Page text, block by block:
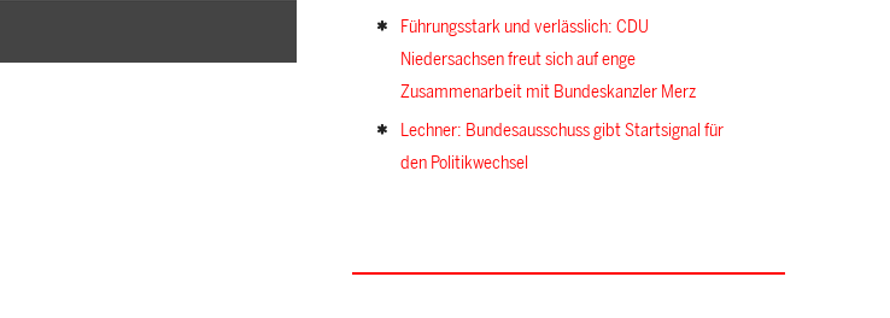
Führungsstark und verlässlich: CDU
Niedersachsen freut sich auf enge
Zusammenarbeit mit Bundeskanzler Merz
Lechner: Bundesausschuss gibt Startsignal für
den Politikwechsel